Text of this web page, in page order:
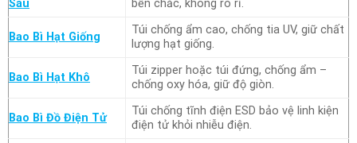
Sâu bền chắc, không rò rỉ.
Bao Bì Hạt Giống
Túi chống ẩm cao, chống tia UV, giữ chất
lượng hạt giống.
Bao Bì Hạt Khô
Túi zipper hoặc túi đứng, chống ẩm –
chống oxy hóa, giữ độ giòn.
Bao Bì Đồ Điện Tử
Túi chống tĩnh điện ESD bảo vệ linh kiện
điện tử khỏi nhiễu điện.